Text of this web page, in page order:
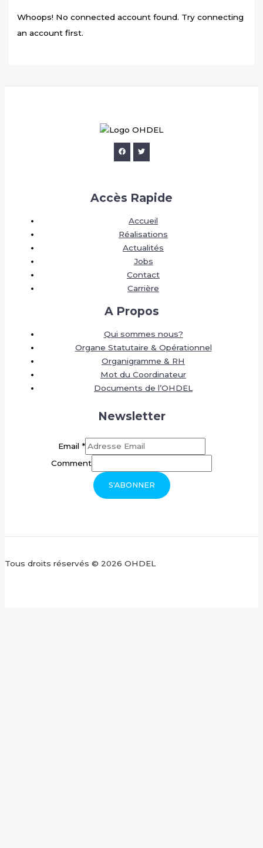
Whoops! No connected account found. Try connecting
an account first.
Accès Rapide
Accueil
Réalisations
Actualités
Jobs
Contact
Carrière
A Propos
Qui sommes nous?
Organe Statutaire & Opérationnel
Organigramme & RH
Mot du Coordinateur
Documents de l’OHDEL
Newsletter
Email *
Comment
S'ABONNER
Tous droits réservés © 2026 OHDEL